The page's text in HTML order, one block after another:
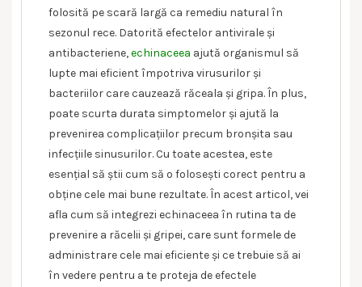
folosită pe scară largă ca remediu natural în
sezonul rece. Datorită efectelor antivirale și
antibacteriene,echinaceea ajută organismul să
lupte mai eficient împotriva virusurilor și
bacteriilor care cauzează răceala și gripa. În plus,
poate scurta durata simptomelor și ajută la
prevenirea complicațiilor precum bronșita sau
infecțiile sinusurilor. Cu toate acestea, este
esențial să știi cum să o folosești corect pentru a
obține cele mai bune rezultate. În acest articol, vei
afla cum să integrezi echinaceea în rutina ta de
prevenire a răcelii și gripei, care sunt formele de
administrare cele mai eficiente și ce trebuie să ai
în vedere pentru a te proteja de efectele